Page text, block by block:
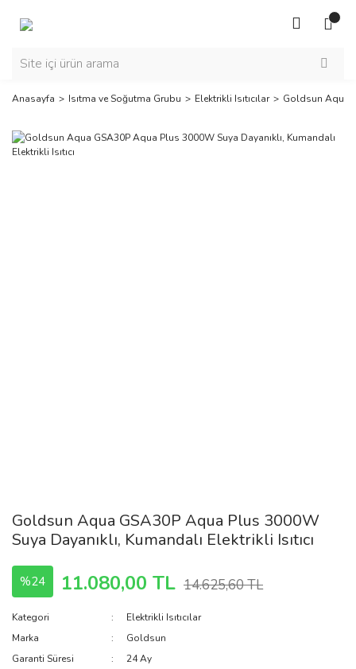
Anasayfa Isıtma ve Soğutma Grubu Elektrikli Isıtıcılar Goldsun Aqua
Goldsun Aqua GSA30P Aqua Plus 3000W
Suya Dayanıklı, Kumandalı Elektrikli Isıtıcı
%24 11.080,00 TL 14.625,60 TL
Kategori
Elektrikli Isıtıcılar
Marka
Goldsun
Garanti Süresi
24 Ay